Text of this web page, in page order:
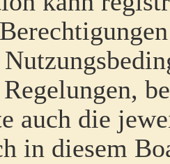
auch die
in diesem